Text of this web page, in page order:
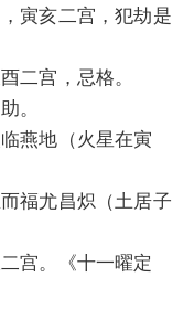
寅亥二宫，犯劫是
二宫，忌格。
。
燕地（火星在寅
福尤昌炽（土居子
宫。《十一曜定